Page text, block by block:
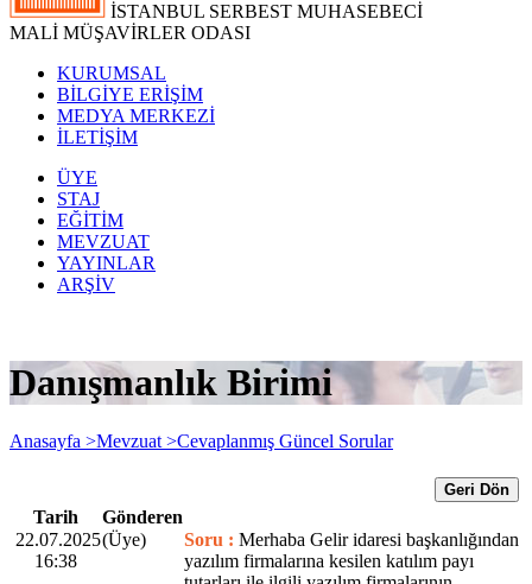
İSTANBUL SERBEST MUHASEBECİ
MALİ MÜŞAVİRLER ODASI
KURUMSAL
BİLGİYE ERİŞİM
MEDYA MERKEZİ
İLETİŞİM
ÜYE
STAJ
EĞİTİM
MEVZUAT
YAYINLAR
ARŞİV
Danışmanlık Birimi
Anasayfa >Mevzuat >Cevaplanmış Güncel Sorular
Geri Dön
Tarih
Gönderen
22.07.2025
16:38
(Üye) Soru : Merhaba Gelir idaresi başkanlığından
yazılım firmalarına kesilen katılım payı